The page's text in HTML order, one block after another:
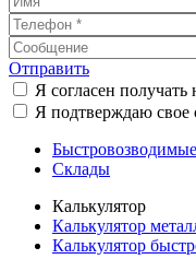
Отправить
Я согласен
Я подтверждаю свое
Склады
Калькулятор
Калькулятор
Калькулятор